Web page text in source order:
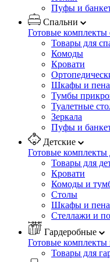
Пуфы и
Спальни
Готовые комплекты
Товары для
Комоды
Кровати
Шкафы и
Тумбы
Туалетные
Зеркала
Пуфы и
Детские
Готовые комплекты
Товары для
Кровати
Комоды и
Столы
Шкафы и
Стеллажи и
Гардеробные
Готовые комплекты
Товары для